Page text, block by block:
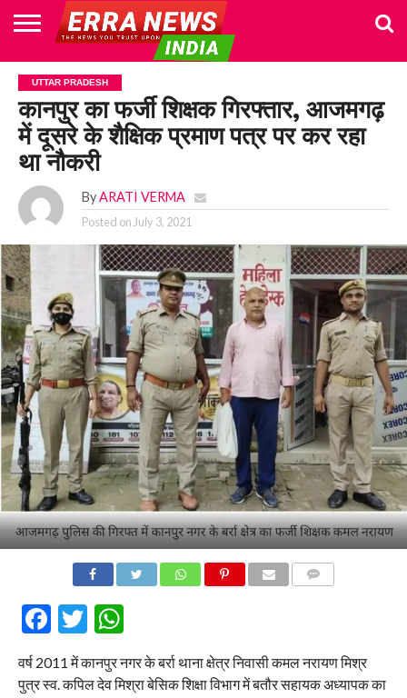
HOME
POLITICS
NEWS
BUSINESS
CULTURE
NATIONAL
SPORTS
LIFESTYLE
TRAVEL
OPINION
BREAKING
NEWS
ENTERTAINMENT
WORLD
CRIME
JOIN
US
UTTAR PRADESH
कानपुर का फर्जी शिक्षक गिरफ्तार, आजमगढ़
में दूसरे के शैक्षिक प्रमाण पत्र पर कर रहा
था नौकरी
By ARATI VERMA
Posted on July 3, 2021
Facebook
Twitter
WhatsApp
वर्ष 2011 में कानपुर नगर के बर्रा थाना क्षेत्र निवासी कमल नरायण मिश्र
पुत्र स्व. कपिल देव मिश्रा बेसिक शिक्षा विभाग में बतौर सहायक अध्यापक का